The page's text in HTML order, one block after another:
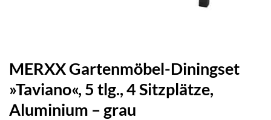
MERXX Gartenmöbel-Diningset
»Taviano«, 5 tlg., 4 Sitzplätze,
Aluminium – grau